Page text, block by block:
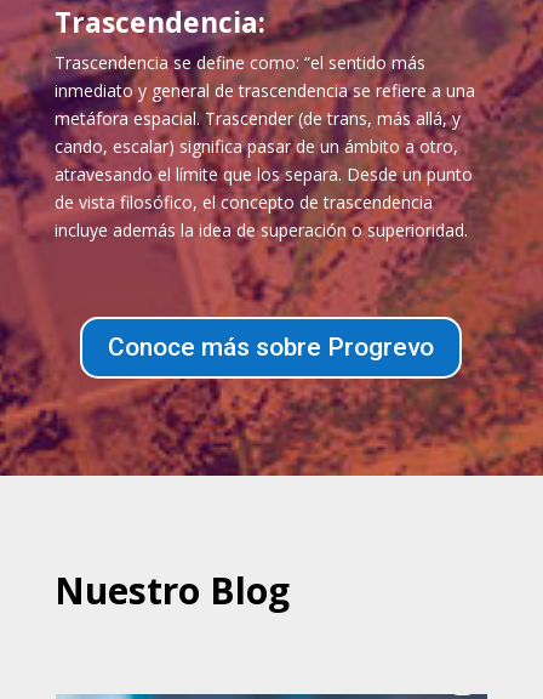
Trascendencia:
Trascendencia se define como: “el sentido más
inmediato y general de trascendencia se refiere a una
metáfora espacial. Trascender (de trans, más allá, y
cando, escalar) significa pasar de un ámbito a otro,
atravesando el límite que los separa. Desde un punto
de vista filosófico, el concepto de trascendencia
incluye además la idea de superación o superioridad.
Conoce más sobre Progrevo
Nuestro Blog